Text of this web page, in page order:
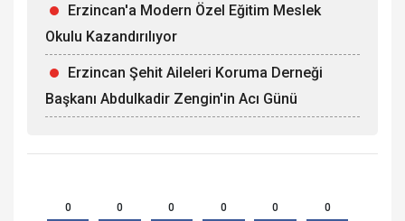
Erzincan'a Modern Özel Eğitim Meslek
Okulu Kazandırılıyor
Erzincan Şehit Aileleri Koruma Derneği
Başkanı Abdulkadir Zengin'in Acı Günü
0 0 0 0 0 0